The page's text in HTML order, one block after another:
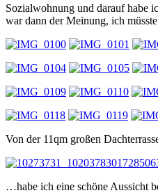
Sozialwohnung und darauf habe
war dann der Meinung, ich
Von der 11qm großen
…habe ich eine schöne Aussicht